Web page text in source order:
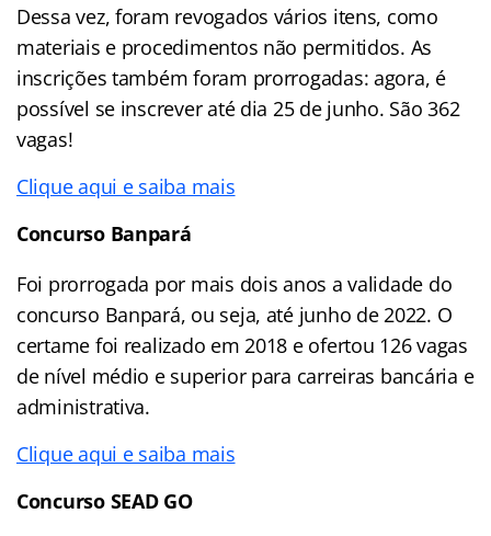
Dessa vez, foram revogados vários itens, como
materiais e procedimentos não permitidos. As
inscrições também foram prorrogadas: agora, é
possível se inscrever até dia 25 de junho. São 362
vagas!
Clique aqui e saiba mais
Concurso Banpará
Foi prorrogada por mais dois anos a validade do
concurso Banpará, ou seja, até junho de 2022. O
certame foi realizado em 2018 e ofertou 126 vagas
de nível médio e superior para carreiras bancária e
administrativa.
Clique aqui e saiba mais
Concurso SEAD GO